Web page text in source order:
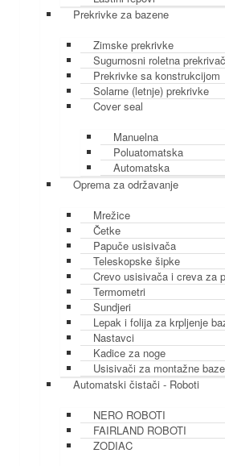
Prekrivke za bazene
Zimske prekrivke
Sugurnosni roletna
Prekrivke sa konstrukcijom
Solarne (letnje) prekrivke
Cover seal
Manuelna
Poluatomatska
Automatska
Oprema za održavanje
Mrežice
Četke
Papuče usisivača
Teleskopske šipke
Crevo usisivača i creva za
Termometri
Sundjeri
Lepak i folija za krpljenje
Nastavci
Kadice za noge
Usisivači za montažne
Automatski čistači - Roboti
NERO ROBOTI
FAIRLAND ROBOTI
ZODIAC